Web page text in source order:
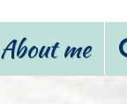
About me